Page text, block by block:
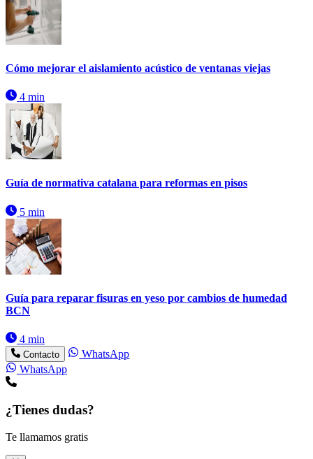
Cómo mejorar el aislamiento acústico de ventanas viejas
4 min
Guía de normativa catalana para reformas en pisos
5 min
Guía para reparar fisuras en yeso por cambios de humedad
BCN
4 min
Contacto
WhatsApp
WhatsApp
¿Tienes dudas?
Te llamamos gratis